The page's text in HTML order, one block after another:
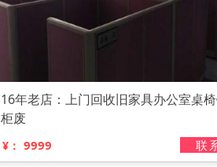
16年老店：上门回收旧家具办公室桌
柜废
¥： 9999 联